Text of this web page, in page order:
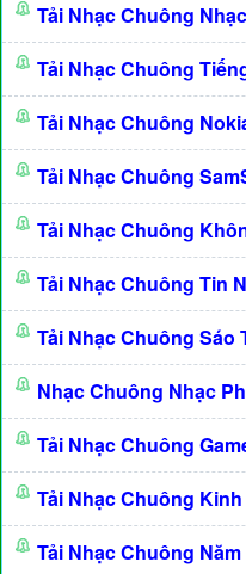
Tải Nhạc Chuông
Tải Nhạc Chuông
Tải Nhạc Chuông
Tải Nhạc Chuông
Tải Nhạc Chuông
Tải Nhạc Chuông Tin
Tải Nhạc Chuông Sáo
Nhạc Chuông Nhạc
Tải Nhạc Chuông
Tải Nhạc Chuông
Tải Nhạc Chuông